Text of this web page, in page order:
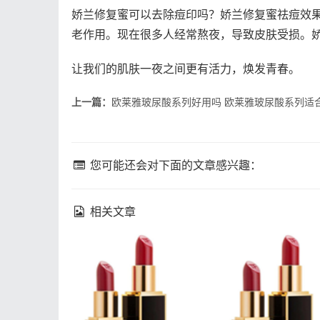
娇兰修复蜜可以去除痘印吗？娇兰修复蜜祛痘效
老作用。现在很多人经常熬夜，导致皮肤受损。
让我们的肌肤一夜之间更有活力，焕发青春。
上一篇： 欧莱雅玻尿酸系列好用吗 欧莱雅玻尿酸系列适
您可能还会对下面的文章感兴趣：
相关文章
fresh馥蕾诗修女面霜成分
fresh馥蕾诗修女面